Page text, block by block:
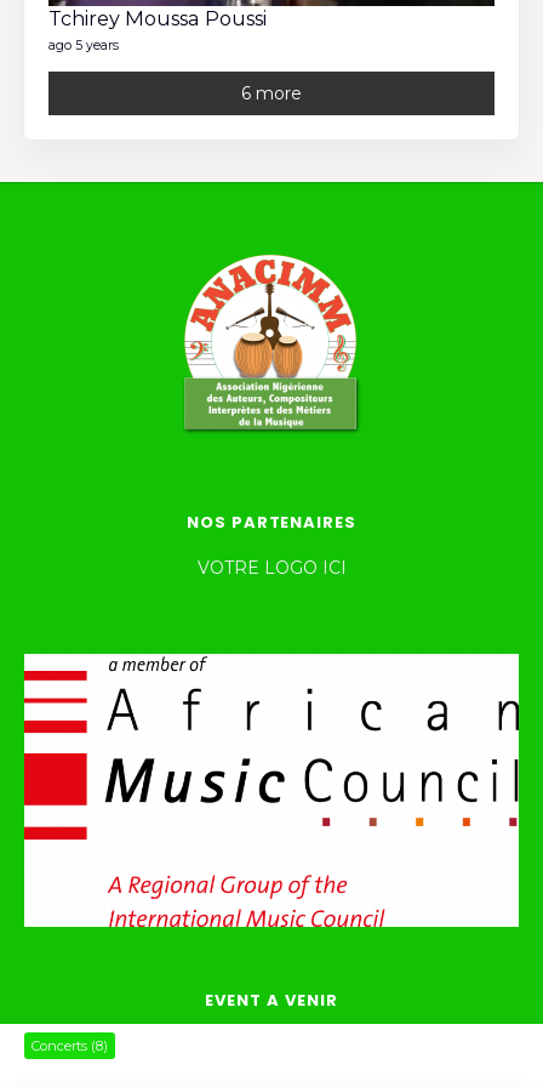
Tchirey Moussa Poussi
ago 5 years
6 more
NOS PARTENAIRES
VOTRE LOGO ICI
EVENT A VENIR
Concerts (8)